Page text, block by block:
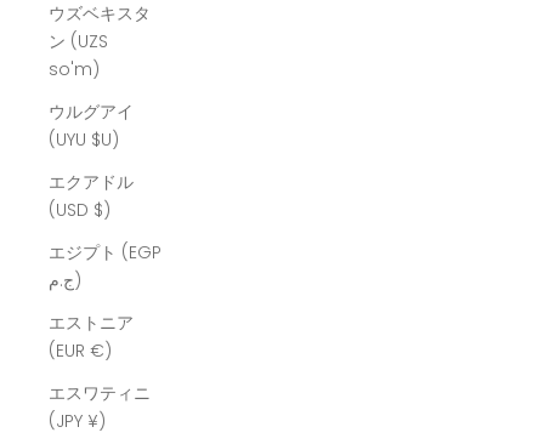
ウズベキスタ
ン (UZS
so'm)
ウルグアイ
(UYU $U)
エクアドル
(USD $)
エジプト (EGP
ج.م)
エストニア
(EUR €)
エスワティニ
(JPY ¥)